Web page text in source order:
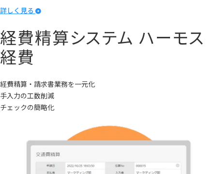
詳しく見る
経費精算システム ハーモス
経費
経費精算・請求書業務を一元化
手入力の工数削減
チェックの簡略化